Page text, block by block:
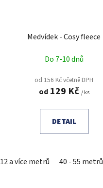
Medvídek - Cosy fleece
Do 7-10 dnů
od 156 Kč včetně DPH
od129 Kč / ks
DETAIL
12 a více metrů 40 - 55 metrů